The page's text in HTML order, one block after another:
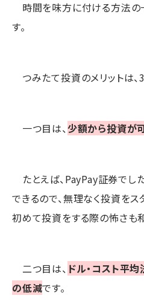
時間を味方に付ける方法の
す。
つみたて投資のメリットは、
一つ目は、少額から投資が
たとえば、PayPay証券でし
できるので、無理なく投資をス
初めて投資をする際の怖さも
二つ目は、 ドル・コスト平
の低減です。